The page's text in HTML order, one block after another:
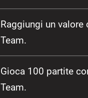
Raggiungi un
Team.
Gioca 100 partite
Team.